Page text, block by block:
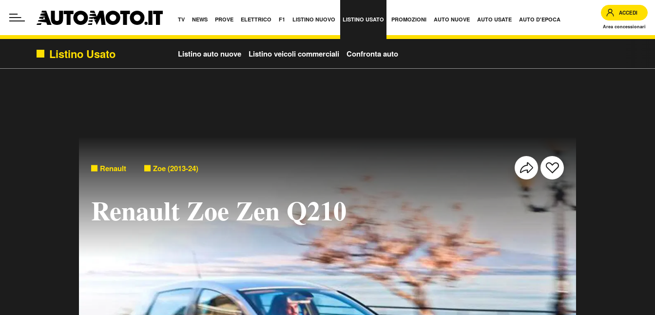
TV NEWS PROVE ELETTRICO F1 LISTINO NUOVO LISTINO USATO PROMOZIONI AUTO NUOVE AUTO USATE AUTO D'EPOCA
ACCEDI
Area concessionari
Listino Usato Listino auto nuove Listino veicoli commerciali Confronta auto
Renault Zoe (2013-24)
Renault Zoe Zen Q210